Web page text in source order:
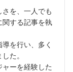
を、一人でも
関する記事を執
を行い、多く
た。
ーを経験した